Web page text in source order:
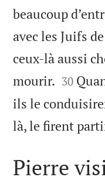
beaucoup
avec les Juifs
ceux-là aussi
mourir. 

30
ils le
là, le firent
Pierre